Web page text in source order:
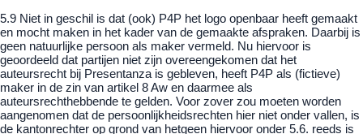
5.9 Niet in geschil is dat (ook) P4P het logo openbaar heeft gemaakt
en mocht maken in het kader van de gemaakte afspraken. Daarbij is
geen natuurlijke persoon als maker vermeld. Nu hiervoor is
geoordeeld dat partijen niet zijn overeengekomen dat het
auteursrecht bij Presentanza is gebleven, heeft P4P als (fictieve)
maker in de zin van artikel 8 Aw en daarmee als
auteursrechthebbende te gelden. Voor zover zou moeten worden
aangenomen dat de persoonlijkheidsrechten hier niet onder vallen, is
de kantonrechter op grond van hetgeen hiervoor onder 5.6. reeds is